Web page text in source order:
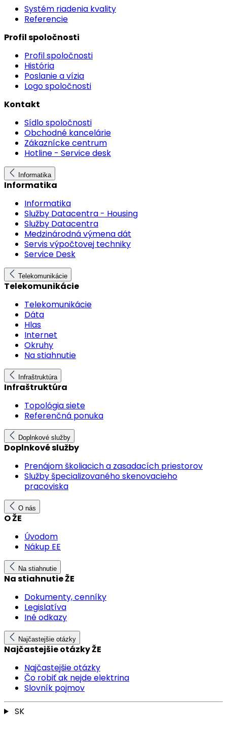
Systém riadenia kvality
Referencie
Profil spoločnosti
Profil spoločnosti
História
Poslanie a vízia
Logo spoločnosti
Kontakt
Sídlo spoločnosti
Obchodné kancelárie
Zákaznícke centrum
Hotline - Service desk
Informatika
Informatika
Informatika
Služby Datacentra - Housing
Služby Datacentra
Medzinárodná výmena dát
Servis výpočtovej techniky
Service Desk
Telekomunikácie
Telekomunikácie
Telekomunikácie
Dáta
Hlas
Internet
Okruhy
Na stiahnutie
Infraštruktúra
Infraštruktúra
Topológia siete
Referenčná ponuka
Doplnkové služby
Doplnkové služby
Prenájom školiacich a zasadacích priestorov
Služby špecializovaného skenovacieho
pracoviska
O nás
O ŽE
Úvodom
Nákup EE
Na stiahnutie
Na stiahnutie ŽE
Dokumenty, cenníky
Legislatíva
Iné odkazy
Najčastejšie otázky
Najčastejšie otázky ŽE
Najčastejšie otázky
Čo robiť ak nejde elektrina
Slovník pojmov
SK